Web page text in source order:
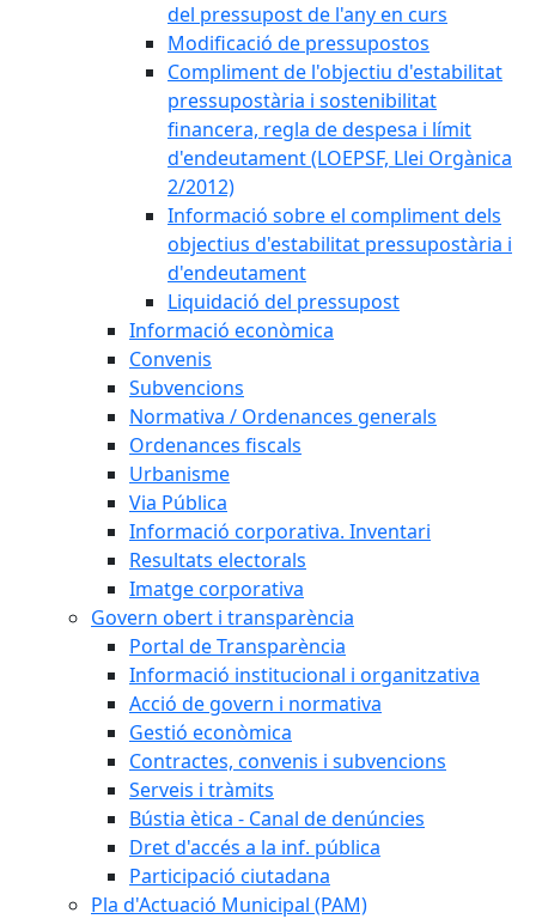
del pressupost de l'any en curs
Modificació de pressupostos
Compliment de l'objectiu d'estabilitat
pressupostària i sostenibilitat
financera, regla de despesa i límit
d'endeutament (LOEPSF, Llei Orgànica
2/2012)
Informació sobre el compliment dels
objectius d'estabilitat pressupostària i
d'endeutament
Liquidació del pressupost
Informació econòmica
Convenis
Subvencions
Normativa / Ordenances generals
Ordenances fiscals
Urbanisme
Via Pública
Informació corporativa. Inventari
Resultats electorals
Imatge corporativa
Govern obert i transparència
Portal de Transparència
Informació institucional i organitzativa
Acció de govern i normativa
Gestió econòmica
Contractes, convenis i subvencions
Serveis i tràmits
Bústia ètica - Canal de denúncies
Dret d'accés a la inf. pública
Participació ciutadana
Pla d'Actuació Municipal (PAM)